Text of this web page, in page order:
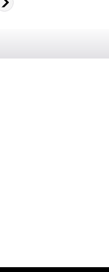
のリメイクやオ
どのアフタフォ